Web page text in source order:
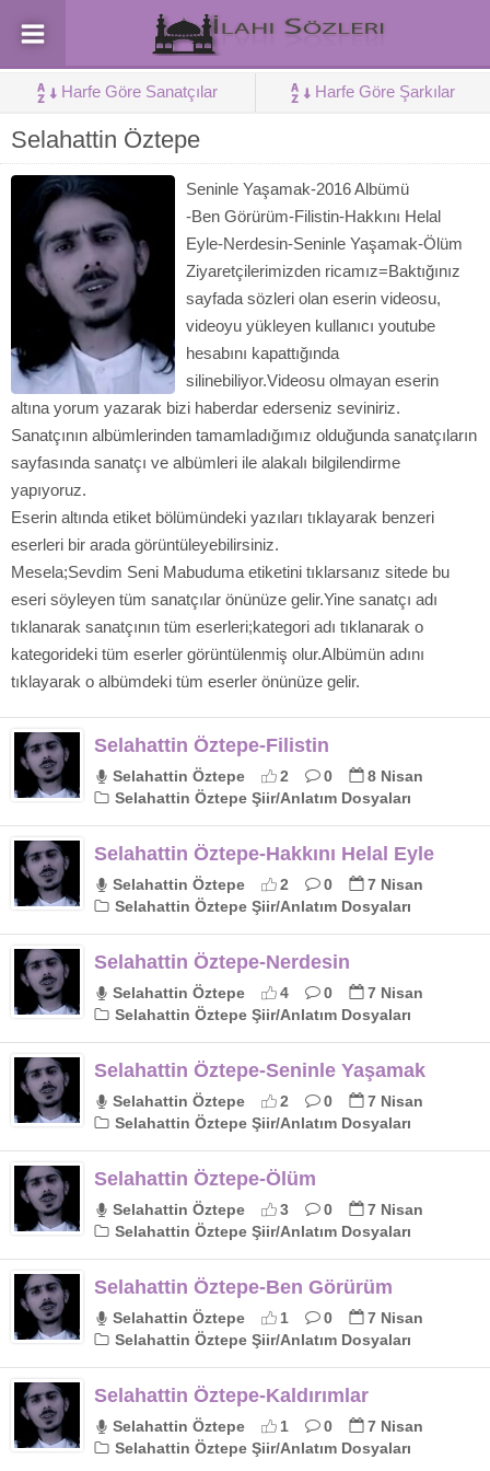
Harfe Göre Sanatçılar Harfe Göre Şarkılar
Selahattin Öztepe
Seninle Yaşamak-2016 Albümü
-Ben Görürüm-Filistin-Hakkını Helal
Eyle-Nerdesin-Seninle Yaşamak-Ölüm
Ziyaretçilerimizden ricamız=Baktığınız
sayfada sözleri olan eserin videosu,
videoyu yükleyen kullanıcı youtube
hesabını kapattığında
silinebiliyor.Videosu olmayan eserin
altına yorum yazarak bizi haberdar ederseniz seviniriz.
Sanatçının albümlerinden tamamladığımız olduğunda sanatçıların
sayfasında sanatçı ve albümleri ile alakalı bilgilendirme
yapıyoruz.
Eserin altında etiket bölümündeki yazıları tıklayarak benzeri
eserleri bir arada görüntüleyebilirsiniz.
Mesela;Sevdim Seni Mabuduma etiketini tıklarsanız sitede bu
eseri söyleyen tüm sanatçılar önünüze gelir.Yine sanatçı adı
tıklanarak sanatçının tüm eserleri;kategori adı tıklanarak o
kategorideki tüm eserler görüntülenmiş olur.Albümün adını
tıklayarak o albümdeki tüm eserler önünüze gelir.
Selahattin Öztepe-Filistin
Selahattin Öztepe 2 0
8 Nisan
Selahattin Öztepe Şiir/Anlatım Dosyaları
Selahattin Öztepe-Hakkını Helal Eyle
Selahattin Öztepe 2 0
7 Nisan
Selahattin Öztepe Şiir/Anlatım Dosyaları
Selahattin Öztepe-Nerdesin
Selahattin Öztepe 4 0
7 Nisan
Selahattin Öztepe Şiir/Anlatım Dosyaları
Selahattin Öztepe-Seninle Yaşamak
Selahattin Öztepe 2 0
7 Nisan
Selahattin Öztepe Şiir/Anlatım Dosyaları
Selahattin Öztepe-Ölüm
Selahattin Öztepe 3 0
7 Nisan
Selahattin Öztepe Şiir/Anlatım Dosyaları
Selahattin Öztepe-Ben Görürüm
Selahattin Öztepe 1 0
7 Nisan
Selahattin Öztepe Şiir/Anlatım Dosyaları
Selahattin Öztepe-Kaldırımlar
Selahattin Öztepe 1 0
7 Nisan
Selahattin Öztepe Şiir/Anlatım Dosyaları